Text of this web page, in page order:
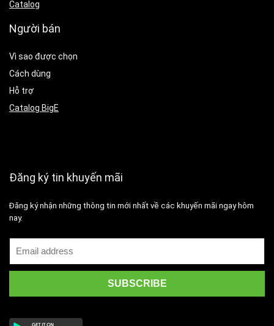
Catalog
Người bán
Vì sao được chọn
Cách dùng
Hỗ trợ
Catalog BigE
Đăng ký tin khuyến mãi
Đăng ký nhận những thông tin mới nhất về các khuyến mãi ngay hôm
nay.